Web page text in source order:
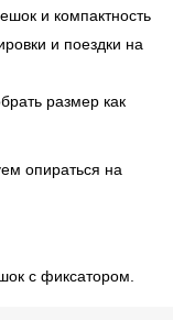
и компактность
и поездки на
размер как
опираться на
с фиксатором.